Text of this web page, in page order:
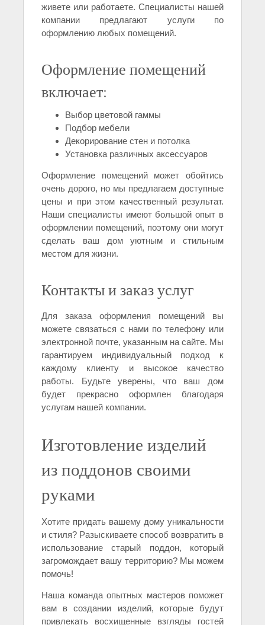
живете или работаете. Специалисты нашей
компании предлагают услуги по
оформлению любых помещений.
Оформление помещений
включает:
Выбор цветовой гаммы
Подбор мебели
Декорирование стен и потолка
Установка различных аксессуаров
Оформление помещений может обойтись
очень дорого, но мы предлагаем доступные
цены и при этом качественный результат.
Наши специалисты имеют большой опыт в
оформлении помещений, поэтому они могут
сделать ваш дом уютным и стильным
местом для жизни.
Контакты и заказ услуг
Для заказа оформления помещений вы
можете связаться с нами по телефону или
электронной почте, указанным на сайте. Мы
гарантируем индивидуальный подход к
каждому клиенту и высокое качество
работы. Будьте уверены, что ваш дом
будет прекрасно оформлен благодаря
услугам нашей компании.
Изготовление изделий
из поддонов своими
руками
Хотите придать вашему дому уникальности
и стиля? Разыскиваете способ возвратить в
использование старый поддон, который
загромождает вашу территорию? Мы можем
помочь!
Наша команда опытных мастеров поможет
вам в создании изделий, которые будут
привлекать восхищенные взгляды гостей